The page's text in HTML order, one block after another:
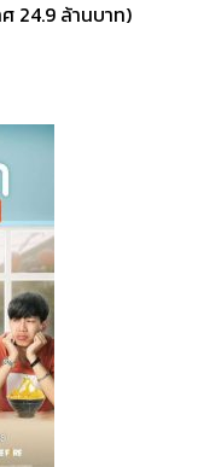
24.9 ล้านบาท)